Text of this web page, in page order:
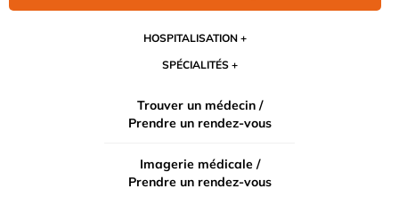
HOSPITALISATION
SPÉCIALITÉS
Trouver un médecin /
Prendre un rendez-vous
Imagerie médicale /
Prendre un rendez-vous